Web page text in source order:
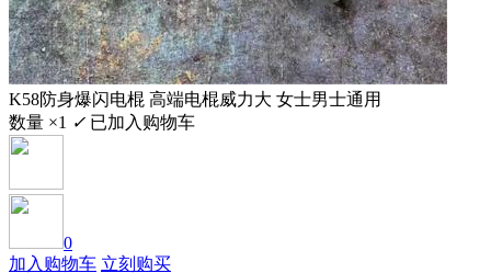
K58防身爆闪电棍 高端电棍威力大 女士男士通用
数量 ×1 ✓ 已加入购物车
0
加入购物车 立刻购买